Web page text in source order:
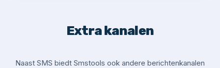
Extra kanalen
Naast SMS biedt Smstools ook andere berichtenkanalen